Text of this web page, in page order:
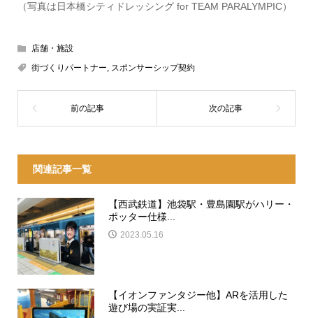
（写真は日本橋シティドレッシング for TEAM PARALYMPIC）
店舗・施設
街づくりパートナー, スポンサーシップ契約
関連記事一覧
【西武鉄道】池袋駅・豊島園駅がハリー・
ポッター仕様...
2023.05.16
【イオンファンタジー他】ARを活用した
遊び場の実証実...